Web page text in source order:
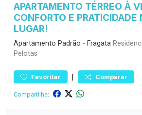
APARTAMENTO TÉRREO À
CONFORTO E PRATICIDADE
LUGAR!
Apartamento Padrão - Fragata
Pelotas
Favoritar | Comparar
Compartilhe: